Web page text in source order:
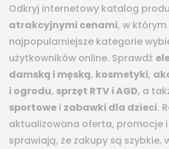
Odkryj internetowy katalog
atrakcyjnymi cenami, w którym
najpopularniejsze kategorie
użytkowników online. Sprawdź
damską i męską, kosmetyki,
i ogrodu, sprzęt RTV i AGD, a
sportowe i zabawki dla dzieci.
aktualizowana oferta, promocje
sprawiają, że zakupy są szybkie,